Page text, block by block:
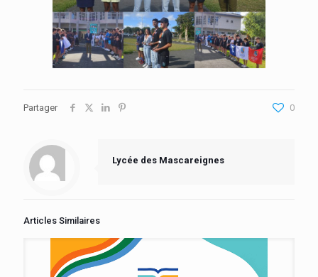
Partager 0
Lycée des Mascareignes
Articles Similaires